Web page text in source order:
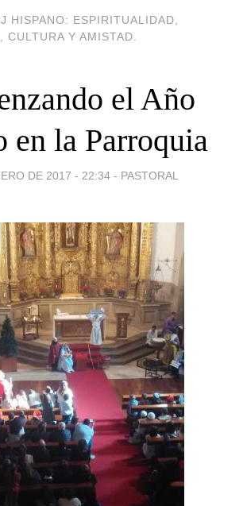
HISPANO: ESPIRITUALIDAD,
CULTURA Y AMISTAD.
el Año
en la Parroquia
DE 2017 - 22:34 - PASTORAL